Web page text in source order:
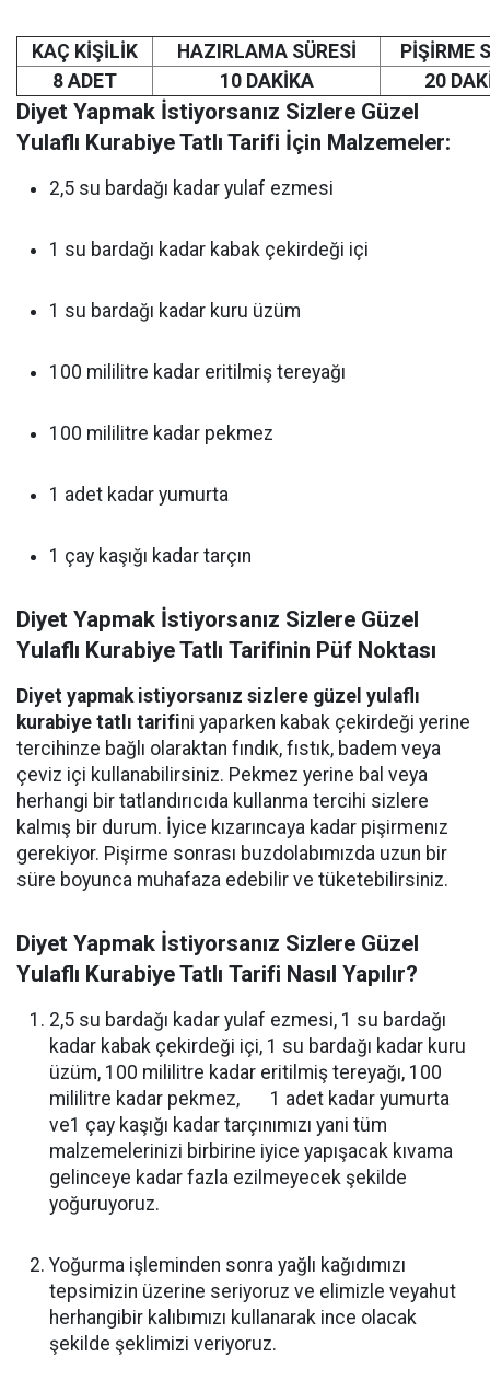
KAÇ KİŞİLİK HAZIRLAMA SÜRESİ
PİŞİRME
8 ADET
10 DAKİKA 20
Diyet Yapmak İstiyorsanız Sizlere Güzel
Yulaflı Kurabiye Tatlı Tarifi İçin Malzemeler:
2,5 su bardağı kadar yulaf ezmesi
1 su bardağı kadar kabak çekirdeği içi
1 su bardağı kadar kuru üzüm
100 mililitre kadar eritilmiş tereyağı
100 mililitre kadar pekmez
1 adet kadar yumurta
1 çay kaşığı kadar tarçın
Diyet Yapmak İstiyorsanız Sizlere Güzel
Yulaflı Kurabiye Tatlı Tarifinin Püf Noktası
Diyet yapmak istiyorsanız sizlere güzel yulaflı
kurabiye tatlı tarifini yaparken kabak çekirdeği yerine
tercihinze bağlı olaraktan fındık, fıstık, badem veya
çeviz içi kullanabilirsiniz. Pekmez yerine bal veya
herhangi bir tatlandırıcıda kullanma tercihi sizlere
kalmış bir durum. İyice kızarıncaya kadar pişirmenız
gerekiyor. Pişirme sonrası buzdolabımızda uzun bir
süre boyunca muhafaza edebilir ve tüketebilirsiniz.
Diyet Yapmak İstiyorsanız Sizlere Güzel
Yulaflı Kurabiye Tatlı Tarifi Nasıl Yapılır?
2,5 su bardağı kadar yulaf ezmesi, 1 su bardağı
kadar kabak çekirdeği içi, 1 su bardağı kadar kuru
üzüm, 100 mililitre kadar eritilmiş tereyağı, 100
mililitre kadar pekmez, 1 adet kadar yumurta
ve1 çay kaşığı kadar tarçınımızı yani tüm
malzemelerinizi birbirine iyice yapışacak kıvama
gelinceye kadar fazla ezilmeyecek şekilde
yoğuruyoruz.
Yoğurma işleminden sonra yağlı kağıdımızı
tepsimizin üzerine seriyoruz ve elimizle veyahut
herhangibir kalıbımızı kullanarak ince olacak
şekilde şeklimizi veriyoruz.